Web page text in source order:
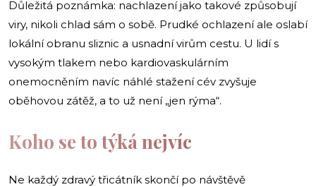
Důležitá poznámka: nachlazení jako takové způsobují
viry, nikoli chlad sám o sobě. Prudké ochlazení ale oslabí
lokální obranu sliznic a usnadní virům cestu. U lidí s
vysokým tlakem nebo kardiovaskulárním
onemocněním navíc náhlé stažení cév zvyšuje
oběhovou zátěž, a to už není „jen rýma“.
Koho se to týká nejvíc
Ne každý zdravý třicátník skončí po návštěvě